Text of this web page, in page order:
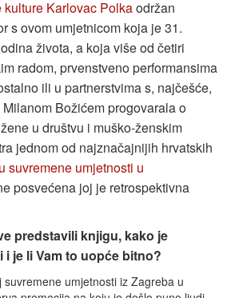
Karlovac Polkaodržan
s ovom umjetnicom koja je 31.
života, a koja više od četiri
radom, prvenstveno performansima
ili u partnerstvima s, najčešće,
Božićem progovarala o
u društvu i muško-ženskim
jednom od najznačajnijih hrvatskih
suvremene umjetnosti u
posvećena joj je retrospektivna
predstavili knjigu, kako je
je li Vam to uopće bitno?
suvremene umjetnosti iz Zagreba u